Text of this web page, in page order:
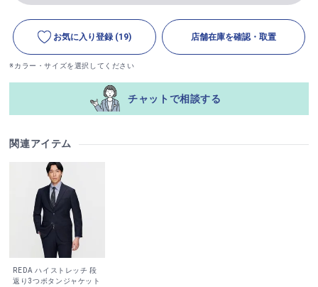
お気に入り登録 (19) 店舗在庫を確認・取置
※カラー・サイズを選択してください
チャットで相談する
関連アイテム
REDA ハイストレッチ 段
返り3つボタンジャケット